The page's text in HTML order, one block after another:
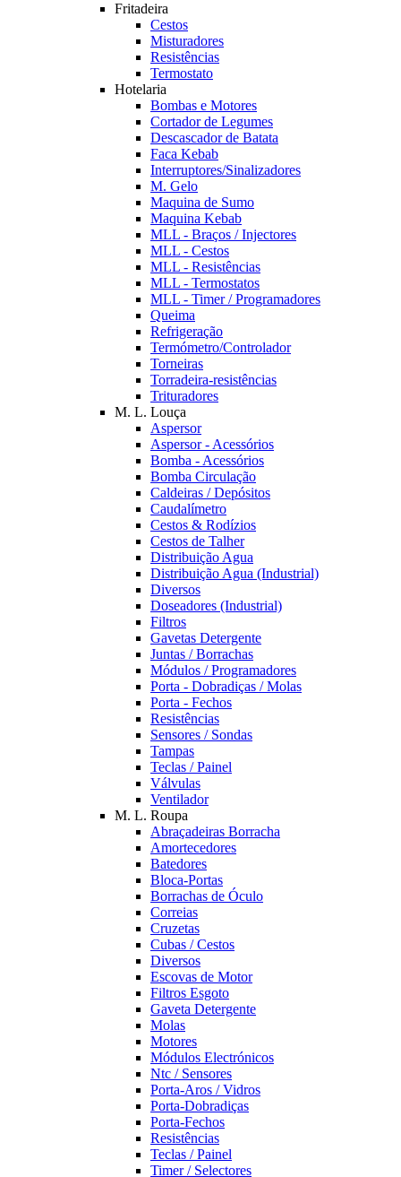
Fritadeira
Cestos
Misturadores
Resistências
Termostato
Hotelaria
Bombas e Motores
Cortador de Legumes
Descascador de Batata
Faca Kebab
Interruptores/Sinalizadores
M. Gelo
Maquina de Sumo
Maquina Kebab
MLL - Braços / Injectores
MLL - Cestos
MLL - Resistências
MLL - Termostatos
MLL - Timer / Programadores
Queima
Refrigeração
Termómetro/Controlador
Torneiras
Torradeira-resistências
Trituradores
M. L. Louça
Aspersor
Aspersor - Acessórios
Bomba - Acessórios
Bomba Circulação
Caldeiras / Depósitos
Caudalímetro
Cestos & Rodízios
Cestos de Talher
Distribuição Agua
Distribuição Agua (Industrial)
Diversos
Doseadores (Industrial)
Filtros
Gavetas Detergente
Juntas / Borrachas
Módulos / Programadores
Porta - Dobradiças / Molas
Porta - Fechos
Resistências
Sensores / Sondas
Tampas
Teclas / Painel
Válvulas
Ventilador
M. L. Roupa
Abraçadeiras Borracha
Amortecedores
Batedores
Bloca-Portas
Borrachas de Óculo
Correias
Cruzetas
Cubas / Cestos
Diversos
Escovas de Motor
Filtros Esgoto
Gaveta Detergente
Molas
Motores
Módulos Electrónicos
Ntc / Sensores
Porta-Aros / Vidros
Porta-Dobradiças
Porta-Fechos
Resistências
Teclas / Painel
Timer / Selectores